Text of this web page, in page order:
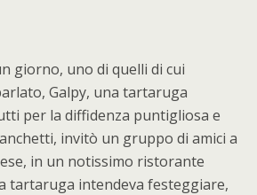
giorno, uno di quelli di cui
Galpy, una tartaruga
per la diffidenza puntigliosa e
invitò un gruppo di amici a
in un notissimo ristorante
tartaruga intendeva festeggiare,